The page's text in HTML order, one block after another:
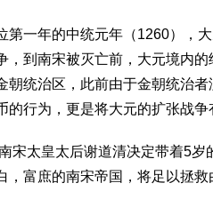
第一年的中统元年（1260），
，到南宋被灭亡前，大元境内
朝统治区，此前由于金朝统治
的行为，更是将大元的扩张战争
宋太皇太后谢道清决定带着5
，富庶的南宋帝国，将足以拯